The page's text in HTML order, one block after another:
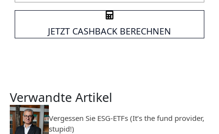
JETZT CASHBACK BERECHNEN
Verwandte Artikel
Vergessen Sie ESG-ETFs (It’s the fund provider,
stupid!)